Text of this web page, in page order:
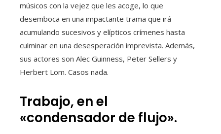
músicos con la vejez que les acoge, lo que
desemboca en una impactante trama que irá
acumulando sucesivos y elípticos crímenes hasta
culminar en una desesperación imprevista. Además,
sus actores son Alec Guinness, Peter Sellers y
Herbert Lom. Casos nada.
Trabajo, en el
«condensador de flujo».